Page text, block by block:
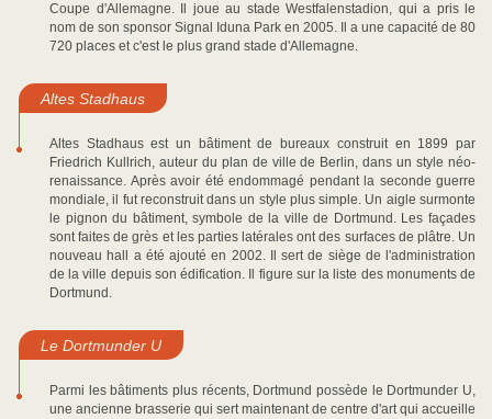
Coupe d'Allemagne. Il joue au stade Westfalenstadion, qui a pris le
nom de son sponsor Signal Iduna Park en 2005. Il a une capacité de 80
720 places et c'est le plus grand stade d'Allemagne.
Altes Stadhaus
Altes Stadhaus est un bâtiment de bureaux construit en 1899 par
Friedrich Kullrich, auteur du plan de ville de Berlin, dans un style néo-
renaissance. Après avoir été endommagé pendant la seconde guerre
mondiale, il fut reconstruit dans un style plus simple. Un aigle surmonte
le pignon du bâtiment, symbole de la ville de Dortmund. Les façades
sont faites de grès et les parties latérales ont des surfaces de plâtre. Un
nouveau hall a été ajouté en 2002. Il sert de siège de l'administration
de la ville depuis son édification. Il figure sur la liste des monuments de
Dortmund.
Le Dortmunder U
Parmi les bâtiments plus récents, Dortmund possède le Dortmunder U,
une ancienne brasserie qui sert maintenant de centre d'art qui accueille